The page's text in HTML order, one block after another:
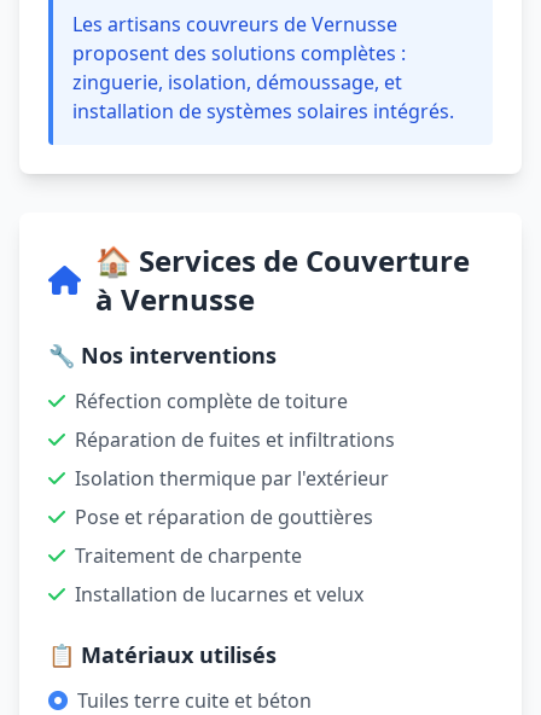
Les artisans couvreurs de Vernusse
proposent des solutions complètes :
zinguerie, isolation, démoussage, et
installation de systèmes solaires intégrés.
🏠 Services de Couverture
à Vernusse
🔧 Nos interventions
Réfection complète de toiture
Réparation de fuites et infiltrations
Isolation thermique par l'extérieur
Pose et réparation de gouttières
Traitement de charpente
Installation de lucarnes et velux
📋 Matériaux utilisés
Tuiles terre cuite et béton